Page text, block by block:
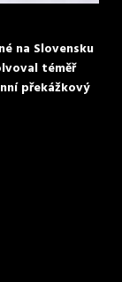
na Slovensku
téměř
překážkový